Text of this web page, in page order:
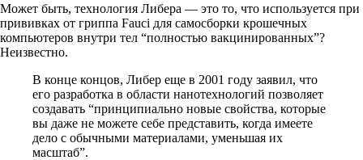
Может быть, технология Либера — это то, что используется при
прививках от гриппа Fauci для самосборки крошечных
компьютеров внутри тел “полностью вакцинированных”?
Неизвестно.
В конце концов, Либер еще в 2001 году заявил, что
его разработка в области нанотехнологий позволяет
создавать “принципиально новые свойства, которые
вы даже не можете себе представить, когда имеете
дело с обычными материалами, уменьшая их
масштаб”.